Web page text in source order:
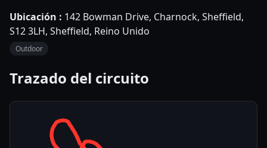
Ubicación : 142 Bowman Drive, Charnock, Sheffield,
S12 3LH, Sheffield, Reino Unido
Outdoor
Trazado del circuito